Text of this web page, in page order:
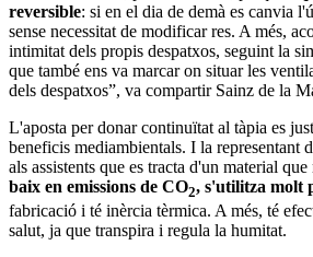
reversible: si en el dia de demà es canvia
sense necessitat de modificar res. A més,
intimitat dels propis despatxos, seguint la
que també ens va marcar on situar les
dels despatxos”, va compartir Sainz de la
L'aposta per donar continuïtat al tàpia es
beneficis mediambientals. I la representant
als assistents que es tracta d'un material
baix en emissions de CO2, s'utilitza molt
fabricació i té inèrcia tèrmica. A més, té
salut, ja que transpira i regula la humitat.